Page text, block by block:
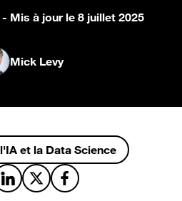
- Mis à jour le 8 juillet 2025
Mick Levy
et la Data Science
par email
Partager sur LinkedIn
Partager sur X
Partager sur Facebook